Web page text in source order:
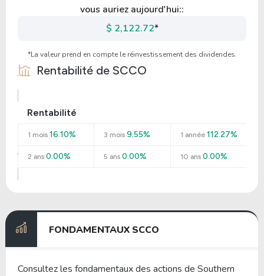
vous auriez aujourd'hui::
$ 2,122.72*
*La valeur prend en compte le réinvestissement des dividendes.
Rentabilité de SCCO
Rentabilité
1 mois 16.10% 3 mois 9.55% 1 année112.27%
2 ans 0.00% 5 ans 0.00% 10 ans0.00%
FONDAMENTAUX SCCO
Consultez les fondamentaux des actions de Southern